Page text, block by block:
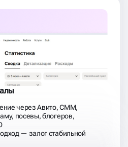
через Авито, СММ,
посевы, блогеров,
— залог стабильной